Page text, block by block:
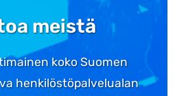
meistä
koko Suomen
henkilöstöpalvelualan